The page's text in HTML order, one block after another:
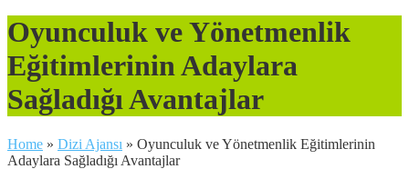
Oyunculuk ve Yönetmenlik
Eğitimlerinin Adaylara
Sağladığı Avantajlar
Home » Dizi Ajansı » Oyunculuk ve Yönetmenlik Eğitimlerinin
Adaylara Sağladığı Avantajlar